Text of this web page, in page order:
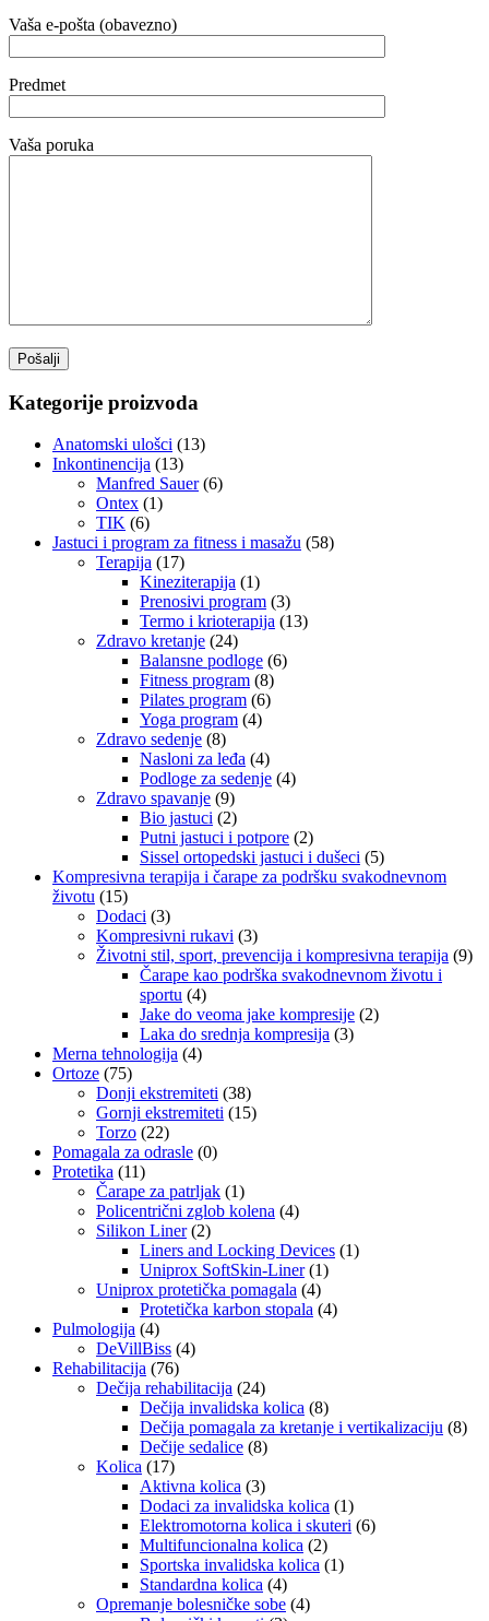
Vaša e-pošta (obavezno)
Predmet
Vaša poruka
Kategorije proizvoda
Anatomski ulošci (13)
Inkontinencija (13)
Manfred Sauer (6)
Ontex (1)
TIK (6)
Jastuci i program za fitness i masažu (58)
Terapija (17)
Kineziterapija (1)
Prenosivi program (3)
Termo i krioterapija (13)
Zdravo kretanje (24)
Balansne podloge (6)
Fitness program (8)
Pilates program (6)
Yoga program (4)
Zdravo sedenje (8)
Nasloni za leđa (4)
Podloge za sedenje (4)
Zdravo spavanje (9)
Bio jastuci (2)
Putni jastuci i potpore (2)
Sissel ortopedski jastuci i dušeci (5)
Kompresivna terapija i čarape za podršku svakodnevnom
životu (15)
Dodaci (3)
Kompresivni rukavi (3)
Životni stil, sport, prevencija i kompresivna terapija (9)
Čarape kao podrška svakodnevnom životu i
sportu (4)
Jake do veoma jake kompresije (2)
Laka do srednja kompresija (3)
Merna tehnologija (4)
Ortoze (75)
Donji ekstremiteti (38)
Gornji ekstremiteti (15)
Torzo (22)
Pomagala za odrasle (0)
Protetika (11)
Čarape za patrljak (1)
Policentrični zglob kolena (4)
Silikon Liner (2)
Liners and Locking Devices (1)
Uniprox SoftSkin-Liner (1)
Uniprox protetička pomagala (4)
Protetička karbon stopala (4)
Pulmologija (4)
DeVillBiss (4)
Rehabilitacija (76)
Dečija rehabilitacija (24)
Dečija invalidska kolica (8)
Dečija pomagala za kretanje i vertikalizaciju (8)
Dečije sedalice (8)
Kolica (17)
Aktivna kolica (3)
Dodaci za invalidska kolica (1)
Elektromotorna kolica i skuteri (6)
Multifuncionalna kolica (2)
Sportska invalidska kolica (1)
Standardna kolica (4)
Opremanje bolesničke sobe (4)